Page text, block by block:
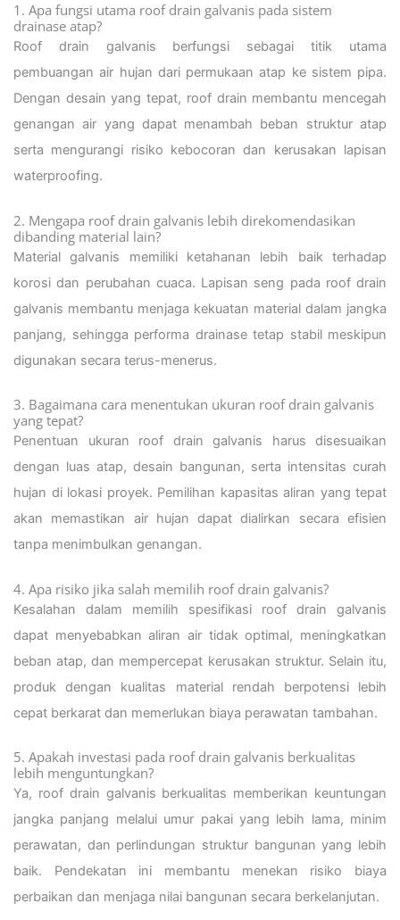
1. Apa fungsi utama roof drain galvanis pada sistem
drainase atap?
Roof drain galvanis berfungsi sebagai titik utama
pembuangan air hujan dari permukaan atap ke sistem pipa.
Dengan desain yang tepat, roof drain membantu mencegah
genangan air yang dapat menambah beban struktur atap
serta mengurangi risiko kebocoran dan kerusakan lapisan
waterproofing.
2. Mengapa roof drain galvanis lebih direkomendasikan
dibanding material lain?
Material galvanis memiliki ketahanan lebih baik terhadap
korosi dan perubahan cuaca. Lapisan seng pada roof drain
galvanis membantu menjaga kekuatan material dalam jangka
panjang, sehingga performa drainase tetap stabil meskipun
digunakan secara terus-menerus.
3. Bagaimana cara menentukan ukuran roof drain galvanis
yang tepat?
Penentuan ukuran roof drain galvanis harus disesuaikan
dengan luas atap, desain bangunan, serta intensitas curah
hujan di lokasi proyek. Pemilihan kapasitas aliran yang tepat
akan memastikan air hujan dapat dialirkan secara efisien
tanpa menimbulkan genangan.
4. Apa risiko jika salah memilih roof drain galvanis?
Kesalahan dalam memilih spesifikasi roof drain galvanis
dapat menyebabkan aliran air tidak optimal, meningkatkan
beban atap, dan mempercepat kerusakan struktur. Selain itu,
produk dengan kualitas material rendah berpotensi lebih
cepat berkarat dan memerlukan biaya perawatan tambahan.
5. Apakah investasi pada roof drain galvanis berkualitas
lebih menguntungkan?
Ya, roof drain galvanis berkualitas memberikan keuntungan
jangka panjang melalui umur pakai yang lebih lama, minim
perawatan, dan perlindungan struktur bangunan yang lebih
baik. Pendekatan ini membantu menekan risiko biaya
perbaikan dan menjaga nilai bangunan secara berkelanjutan.